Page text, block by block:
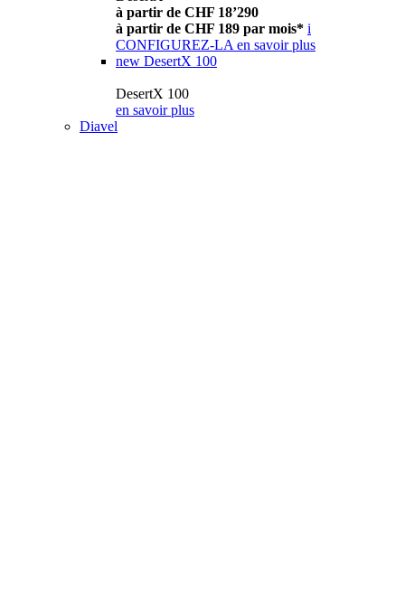
à partir de CHF 18’290
à partir de CHF 189 par mois* i
CONFIGUREZ-LA en savoir plus
new DesertX 100
DesertX 100
en savoir plus
Diavel